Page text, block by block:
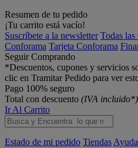
Resumen de tu pedido
¡Tu carrito está vacío!
Suscríbete a la newsletter Todas
Conforama Tarjeta Conforama
Seguir Comprando
*Descuentos, cupones y servicios
clic en Tramitar Pedido para ver
Pago 100% seguro
Total con descuento (IVA incluido*)
Ir Al Carrito
Estado de mi pedido Tiendas Ayuda